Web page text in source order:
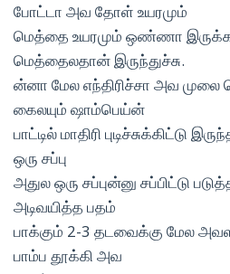
போட்டா அவ தோள் உயரமும்
மெத்தை உயரமும் ஒண்ணா
மெத்தைலதான் இருந்துச்சு.
ன்னா மேல எந்திரிச்சா அவ
கைலயும் ஷாம்பெய்ன்
பாட்டில் மாதிரி புடிச்சுக்கிட்டு
ஒரு சப்பு
அதுல ஒரு சப்புன்னு சப்பிட்டு
அடிவயித்த பதம்
பாக்கும் 2-3 தடவைக்கு மேல
பாம்ப தூக்கி அவ